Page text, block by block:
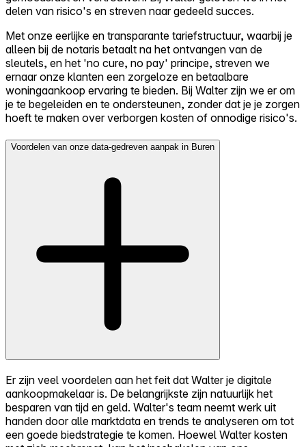
delen van risico's en streven naar gedeeld succes.
Met onze eerlijke en transparante tariefstructuur, waarbij je
alleen bij de notaris betaalt na het ontvangen van de
sleutels, en het 'no cure, no pay' principe, streven we
ernaar onze klanten een zorgeloze en betaalbare
woningaankoop ervaring te bieden. Bij Walter zijn we er om
je te begeleiden en te ondersteunen, zonder dat je je zorgen
hoeft te maken over verborgen kosten of onnodige risico's.
Voordelen van onze data-gedreven aanpak in Buren
Er zijn veel voordelen aan het feit dat Walter je digitale
aankoopmakelaar is. De belangrijkste zijn natuurlijk het
besparen van tijd en geld. Walter's team neemt werk uit
handen door alle marktdata en trends te analyseren om tot
een goede biedstrategie te komen. Hoewel Walter kosten